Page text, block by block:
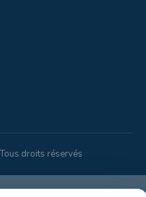
droits réservés